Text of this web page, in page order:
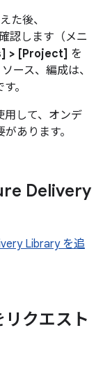
た後、
認します（メニ
> [Project] を
ース、編成は、
。
用して、オンデ
あります。
Delivery
Library を追
クエスト